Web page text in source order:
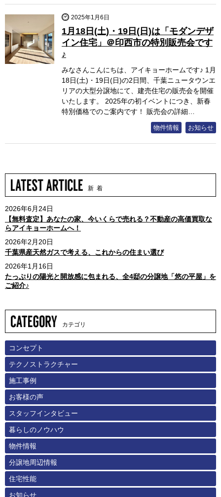
2025年1月6日
1月18日(土)・19日(日)は「モダンデザ
イン住宅」＠印西市の特別販売会です
♪
みなさんこんにちは、アイキョーホームです♪ 1月
18日(土)・19日(日)の2日間、千葉ニュータウンエ
リアの大型分譲地にて、建売住宅の販売会を開催
いたします。 2025年の初イベントにつき、新春
特別価格でのご案内です！ 販売会の詳細…
物件情報 お知らせ
新 着
2026年6月24日
【無料査定】あなたの家、今いくらで売れる？不動産の高価買取な
らアイキョーホームへ！
2026年2月20日
千葉県産天然ガスで考える、これからの住まい選び
2026年1月16日
たっぷりの陽光と開放感に包まれる、全4邸の分譲地「悠の平屋」を
ご紹介♪
カテゴリ
コンセプト
テクノストラクチャー
施工事例
お客様の声
スタッフインタビュー
暮らしのノウハウ
物件情報
分譲地周辺情報
住宅性能
お知らせ